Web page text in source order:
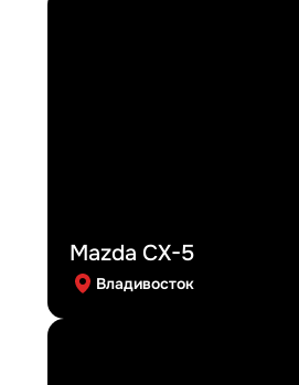
Mazda CX-5
Владивосток